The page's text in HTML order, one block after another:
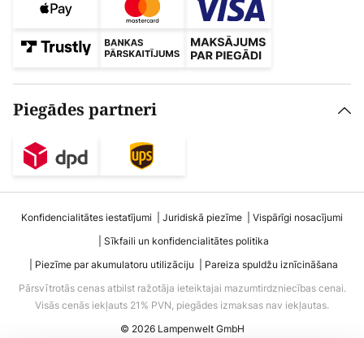
Piegādes partneri
Konfidencialitātes iestatījumi Juridiskā piezīme
Vispārīgi nosacījumi
Sīkfaili un konfidencialitātes politika
Piezīme par akumulatoru utilizāciju
Pareiza spuldžu iznīcināšana
Pārsvītrotās cenas atbilst ražotāja ieteiktajai mazumtirdzniecības cenai.
Visās cenās iekļauts 21% PVN, piegādes izmaksas nav iekļautas.
© 2026 Lampenwelt GmbH